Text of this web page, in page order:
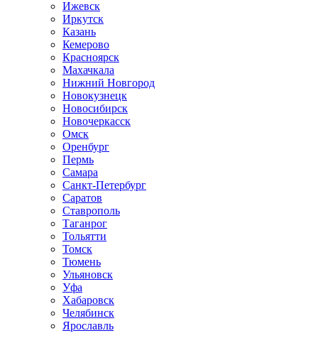
Ижевск
Иркутск
Казань
Кемерово
Красноярск
Махачкала
Нижний Новгород
Новокузнецк
Новосибирск
Новочеркаcск
Омск
Оренбург
Пермь
Самара
Санкт-Петербург
Саратов
Ставрополь
Таганрог
Тольятти
Томск
Тюмень
Ульяновск
Уфа
Хабаровск
Челябинск
Ярославль